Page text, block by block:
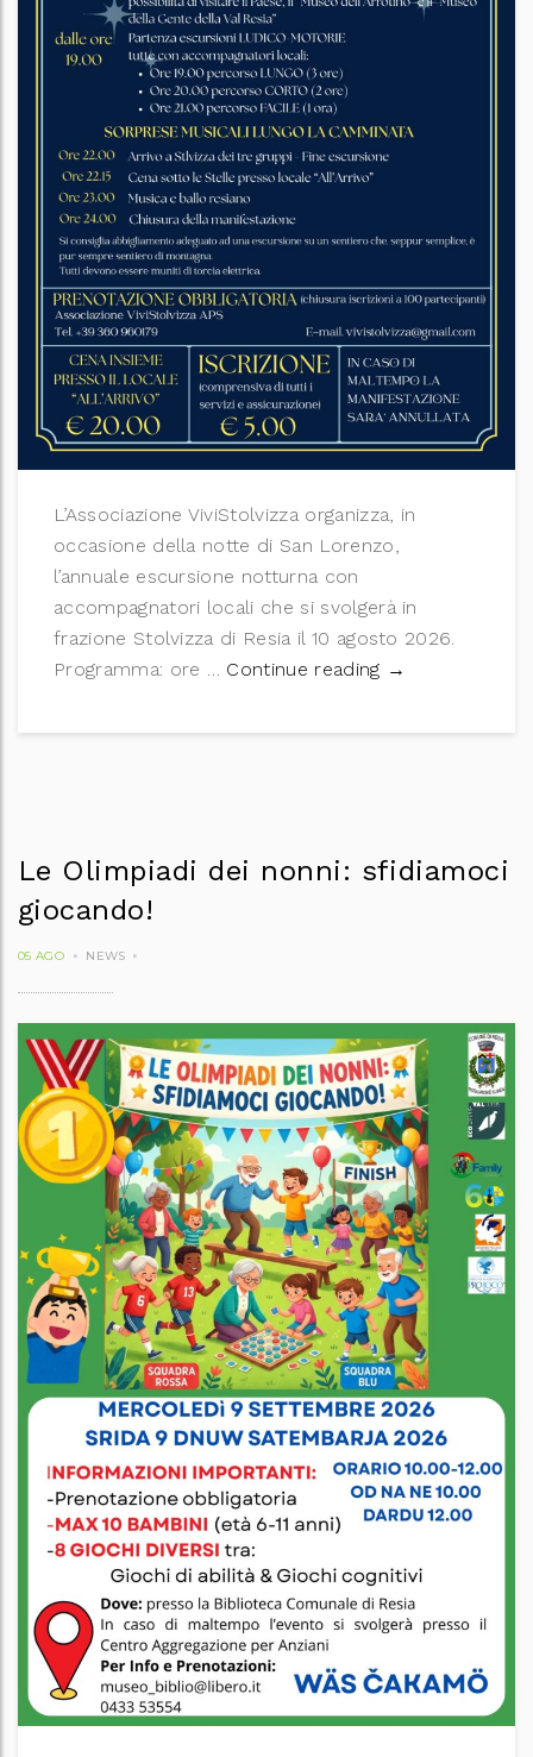
L’Associazione ViviStolvizza organizza, in
occasione della notte di San Lorenzo,
l’annuale escursione notturna con
accompagnatori locali che si svolgerà in
frazione Stolvizza di Resia il 10 agosto 2026.
Programma: ore … Continue reading Notte di San
→
Le Olimpiadi dei nonni: sfidiamoci
giocando!
05 AGO NEWS